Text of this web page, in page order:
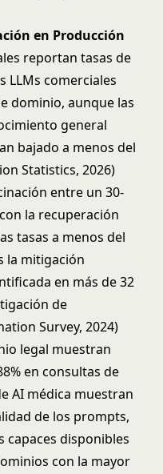
en Producción
reportan tasas de
LLMs comerciales
dominio, aunque las
general
bajado a menos del
Statistics, 2026)
entre un 30-
la recuperación
tasas a menos del
la mitigación
en más de 32
de
Survey, 2024)
legal muestran
en consultas de
AI médica muestran
de los prompts,
capaces disponibles
con la mayor